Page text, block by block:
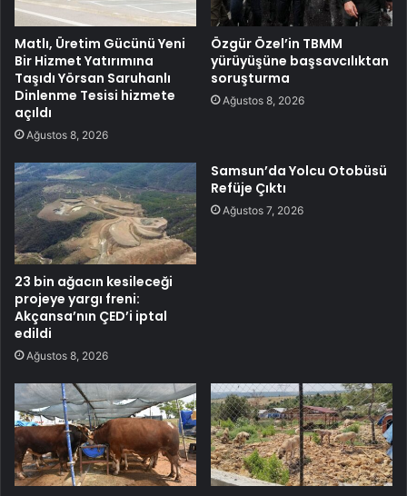
Matlı, Üretim Gücünü Yeni
Bir Hizmet Yatırımına
Taşıdı Yörsan Saruhanlı
Dinlenme Tesisi hizmete
açıldı
Ağustos 8, 2026
Özgür Özel’in TBMM
yürüyüşüne başsavcılıktan
soruşturma
Ağustos 8, 2026
23 bin ağacın kesileceği
projeye yargı freni:
Akçansa’nın ÇED’i iptal
edildi
Ağustos 8, 2026
Samsun’da Yolcu Otobüsü
Refüje Çıktı
Ağustos 7, 2026